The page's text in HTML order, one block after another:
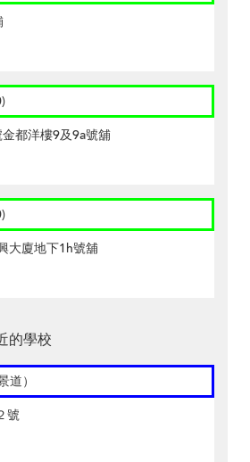
都洋樓9及9a號舖
大廈地下1h號舖
的學校
道）
號